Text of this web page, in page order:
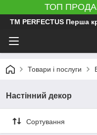
ТОП
ТМ PERFECTUS Перша
Товари і послуги
Настінний декор
Сортування